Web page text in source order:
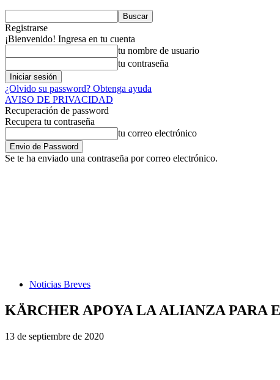
Registrarse
¡Bienvenido! Ingresa en tu cuenta
tu nombre de usuario
tu contraseña
¿Olvido su password? Obtenga ayuda
AVISO DE PRIVACIDAD
Recuperación de password
Recupera tu contraseña
tu correo electrónico
Se te ha enviado una contraseña por correo electrónico.
Noticias Breves
KÄRCHER APOYA LA ALIANZA PARA
13 de septiembre de 2020